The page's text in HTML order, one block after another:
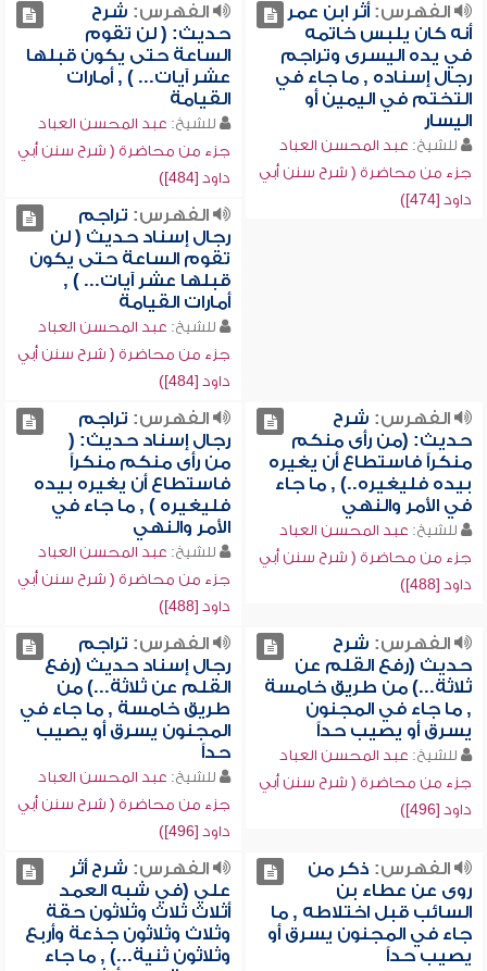
الفهرس:أثر ابن عمر
أنه كان يلبس خاتمه
في يده اليسرى وتراجم
رجال إسناده , ما جاء في
التختم في اليمين أو
اليسار
للشيخ: عبد المحسن العباد
جزء من محاضرة ( شرح سنن أبي
داود [474])
الفهرس: شرح
حديث: ( لن تقوم
الساعة حتى يكون قبلها
عشر آيات... ) , أمارات
القيامة
للشيخ: عبد المحسن العباد
جزء من محاضرة ( شرح سنن أبي
داود [484])
الفهرس: تراجم
رجال إسناد حديث ( لن
تقوم الساعة حتى يكون
قبلها عشر آيات... ) ,
أمارات القيامة
للشيخ: عبد المحسن العباد
جزء من محاضرة ( شرح سنن أبي
داود [484])
الفهرس: شرح
حديث: (من رأى منكم
منكراً فاستطاع أن يغيره
بيده فليغيره..) , ما جاء
في الأمر والنهي
للشيخ: عبد المحسن العباد
جزء من محاضرة ( شرح سنن أبي
داود [488])
الفهرس: تراجم
رجال إسناد حديث: (
من رأى منكم منكراً
فاستطاع أن يغيره بيده
فليغيره ) , ما جاء في
الأمر والنهي
للشيخ: عبد المحسن العباد
جزء من محاضرة ( شرح سنن أبي
داود [488])
الفهرس: شرح
حديث (رفع القلم عن
ثلاثة...) من طريق خامسة
, ما جاء في المجنون
يسرق أو يصيب حداً
للشيخ: عبد المحسن العباد
جزء من محاضرة ( شرح سنن أبي
داود [496])
الفهرس: تراجم
رجال إسناد حديث (رفع
القلم عن ثلاثة...) من
طريق خامسة , ما جاء في
المجنون يسرق أو يصيب
حداً
للشيخ: عبد المحسن العباد
جزء من محاضرة ( شرح سنن أبي
داود [496])
الفهرس: ذكر من
روى عن عطاء بن
السائب قبل اختلاطه , ما
جاء في المجنون يسرق أو
يصيب حداً
الفهرس: شرح أثر
علي (في شبه العمد
أثلاث ثلاث وثلاثون حقة
وثلاث وثلاثون جذعة وأربع
وثلاثون ثنية...) , ما جاء